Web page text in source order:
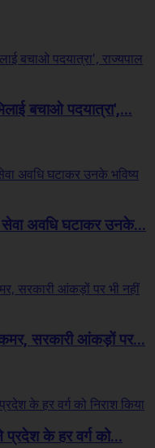
बचाओ पदयात्रा',...
सेवा अवधि घटाकर उनके...
सरकारी आंकड़ों पर...
के हर वर्ग को...